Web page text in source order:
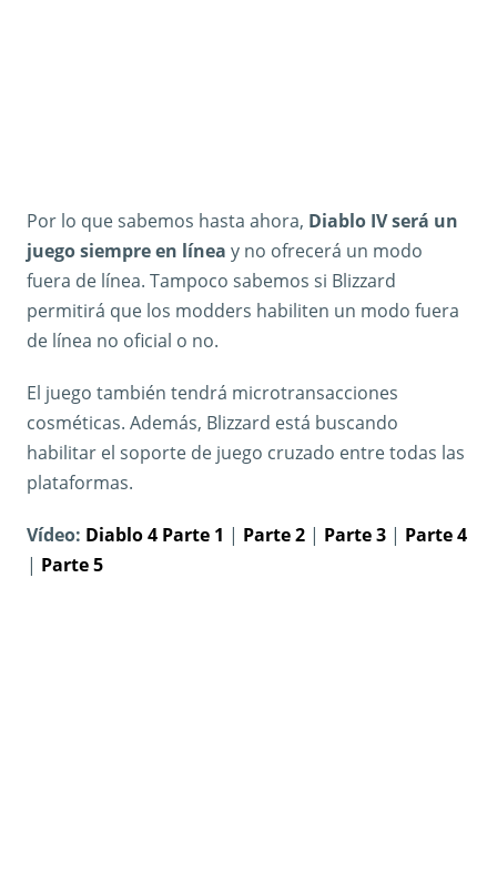
Por lo que sabemos hasta ahora, Diablo IV será un
juego siempre en línea y no ofrecerá un modo
fuera de línea. Tampoco sabemos si Blizzard
permitirá que los modders habiliten un modo fuera
de línea no oficial o no.
El juego también tendrá microtransacciones
cosméticas. Además, Blizzard está buscando
habilitar el soporte de juego cruzado entre todas las
plataformas.
Vídeo: Diablo 4 Parte 1 | Parte 2 | Parte 3 | Parte 4
| Parte 5